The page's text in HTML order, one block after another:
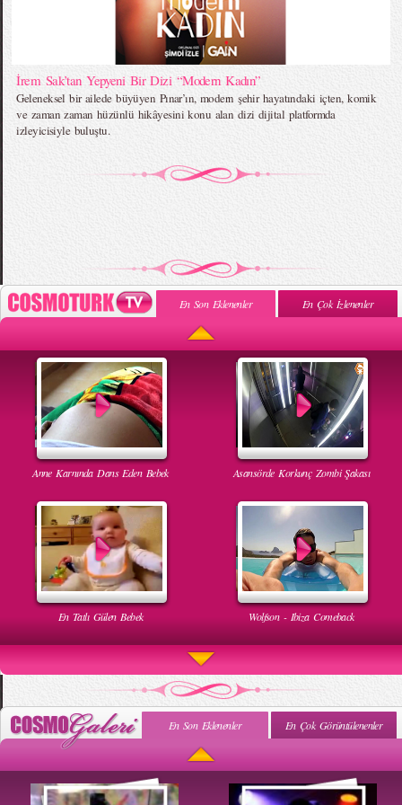
İrem Sak’tan Yepyeni Bir Dizi “Modern Kadın”
Geleneksel bir ailede büyüyen Pınar’ın, modern şehir hayatındaki içten, komik
ve zaman zaman hüzünlü hikâyesini konu alan dizi dijital platformda
izleyicisiyle buluştu.
En Son Eklenenler En Çok İzlenenler
Anne Karnında Dans Eden Bebek Asansörde Korkunç Zombi Şakası
En Tatlı Gülen Bebek Wolfson - Ibiza Comeback
Uyuyan Bebeğe Gangnam Dinletilirse Ne Olur
En Son Eklenenler En Çok Görüntülenenler